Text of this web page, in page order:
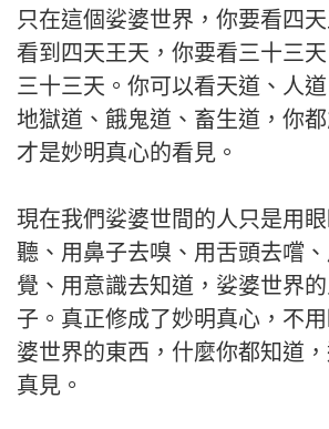
只在這個娑婆世界，你要看四
看到四天王天，你要看三十三
三十三天。你可以看天道、人道
地獄道、餓鬼道、畜生道，你
才是妙明真心的看見。
現在我們娑婆世間的人只是用
聽、用鼻子去嗅、用舌頭去嚐
覺、用意識去知道，娑婆世界
子。真正修成了妙明真心，不
婆世界的東西，什麼你都知道
真見。